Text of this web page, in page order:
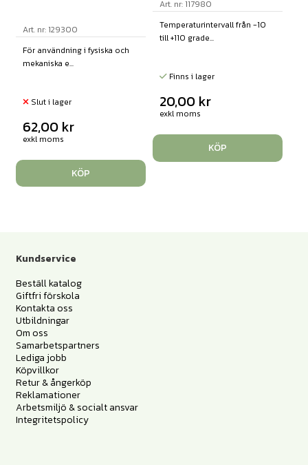
Art. nr: 129300
För användning i fysiska och
mekaniska e...
Slut i lager
62,00 kr
exkl moms
KÖP
Art. nr: 117980
Temperaturintervall från -10
till +110 grade...
Finns i lager
20,00 kr
exkl moms
KÖP
Kundservice
Beställ katalog
Giftfri förskola
Kontakta oss
Utbildningar
Om oss
Samarbetspartners
Lediga jobb
Köpvillkor
Retur & ångerköp
Reklamationer
Arbetsmiljö & socialt ansvar
Integritetspolicy